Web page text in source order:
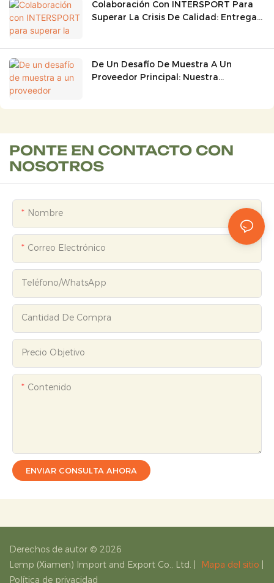
Colaboración Con INTERSPORT Para
Superar La Crisis De Calidad: Entrega
Temporada Europea.
De Un Desafío De Muestra A Un
Proveedor Principal: Nuestra
PONTE EN CONTACTO CON
NOSOTROS
Nombre
Correo Electrónico
Teléfono/WhatsApp
Cantidad De Compra
Precio Objetivo
Contenido
ENVIAR CONSULTA AHORA
Derechos de autor © 2026
Lemp (Xiamen) Import and Export Co., Ltd.
Mapa del sitio
Política de privacidad